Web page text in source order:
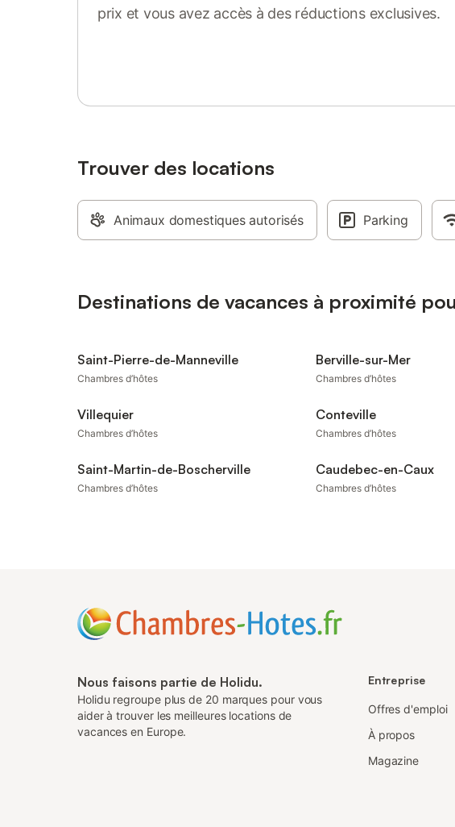
prix et vous avez accès à des réductions exclusives.
Trouver des locations
Animaux domestiques autorisés Parking
Destinations de vacances à proximité
Saint-Pierre-de-Manneville
Chambres d’hôtes
Berville-sur-Mer
Chambres d’hôtes
Villequier
Chambres d’hôtes
Conteville
Chambres d’hôtes
Saint-Martin-de-Boscherville
Chambres d’hôtes
Caudebec-en-Caux
Chambres d’hôtes
Nous faisons partie de Holidu.
Holidu regroupe plus de 20 marques pour vous
aider à trouver les meilleures locations de
vacances en Europe.
Entreprise
Offres d'emploi
À propos
Magazine